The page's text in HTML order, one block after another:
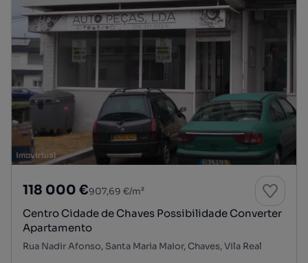
118 000 €907,69 €/m²
Centro Cidade de Chaves Possibilidade Converter
Apartamento
Rua Nadir Afonso, Santa Maria Maior, Chaves, Vila Real